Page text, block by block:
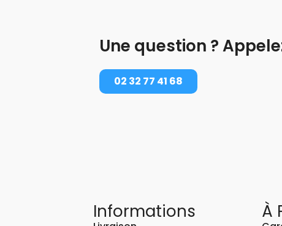
Une question ?
02 32 77 41 68
Informations À